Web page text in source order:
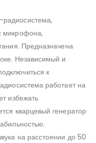
радиосистема,
микрофона,
Предназначена
Независимый и
к
работает на
избежать
кварцевый генератор
на расстоянии до 50